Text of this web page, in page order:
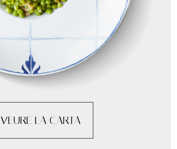
VEURE LA CARTA